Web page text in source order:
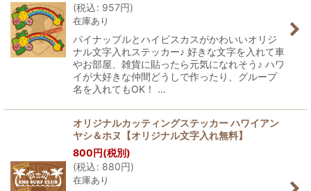
(税込: 957円)
在庫あり
パイナップルとハイビスカスがかわいいオリジ
ナル文字入れステッカー♪ 好きな文字を入れて車
やお部屋、雑貨に貼ったら元気になれそう♪ ハワ
イが大好きな仲間どうしで作ったり、グループ
名を入れてもOK！ …
オリジナルカッティングステッカー ハワイアン
ヤシ＆ホヌ【オリジナル文字入れ無料】
800円(税別)
(税込: 880円)
在庫あり